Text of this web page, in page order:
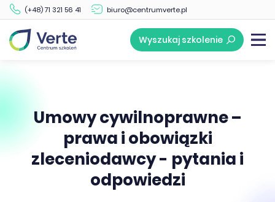
(+48) 71 321 56 41 biuro@centrumverte.pl
Wyszukaj szkolenie
Umowy cywilnoprawne –
prawa i obowiązki
zleceniodawcy - pytania i
odpowiedzi